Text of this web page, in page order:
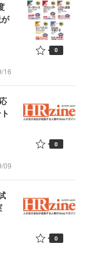
16
0
09
0
0